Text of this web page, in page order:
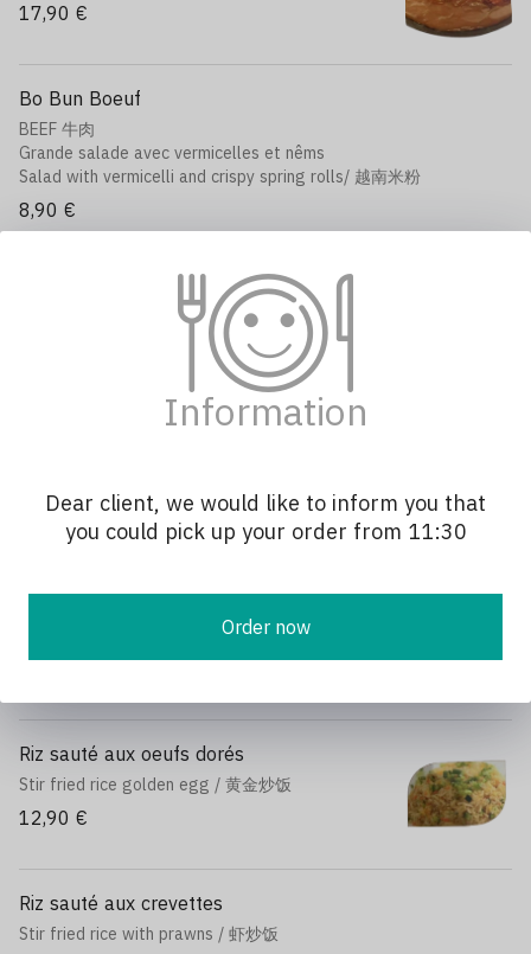
Information
Dear client, we would like to inform you that
you could pick up your order from 11:30
Order now
17,90 €
Bo Bun Boeuf
BEEF 牛肉
Grande salade avec vermicelles et nêms
Salad with vermicelli and crispy spring rolls/ 越南米粉
8,90 €
Grande salade avec vermicelles et nêms
Salad with vermicelli and crispy spring rolls/ 越南米粉
12,90 €
Prawns soft noodles / 虾炒面
Riz sauté aux oeufs dorés
Stir fried rice golden egg / 黄金炒饭
12,90 €
Riz sauté aux crevettes
Stir fried rice with prawns / 虾炒饭